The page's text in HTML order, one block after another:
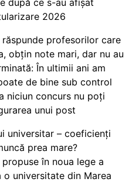
2026
profesorilor care
obțin note mari, dar nu au
În ultimii ani am
de bine sub control
niciun concurs nu poți
unui post
universitar – coeficienți
prea mare?
în noua lege a
universitate din Marea